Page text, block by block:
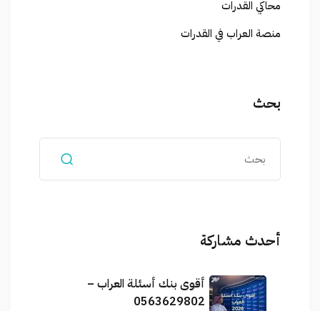
محاكي القدرات
منصة العراب في القدرات
بحث
أحدث مشاركة
أقوى بنك أسئلة العراب –
0563629802